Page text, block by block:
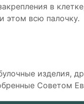
в
этом всю палочку.
изделия,
Советом